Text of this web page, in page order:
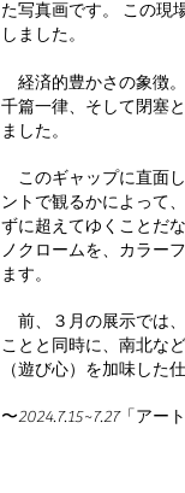
た写真画です。 この現
しました。
経済的豊かさの象徴
千篇一律、そして閉塞
ました。
このギャップに直面し
ントで観るかによって
ずに超えてゆくことだ
ノクロームを、カラー
ます。
前、３月の展示では
ことと同時に、南北な
（遊び心）を加味し
〜2024.7.15~7.27「 アー